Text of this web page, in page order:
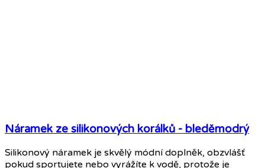
Náramek ze silikonových korálků - bleděmodrý
Silikonový náramek je skvělý módní doplněk, obzvlášť
pokud sportujete nebo vyrážíte k vodě, protože je